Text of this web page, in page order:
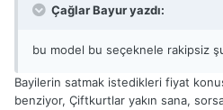
Çağlar Bayur yazdı:
bu model bu seçeknele rakipsiz
Bayilerin satmak istedikleri fiyat
benziyor, Çiftkurtlar yakın sana,